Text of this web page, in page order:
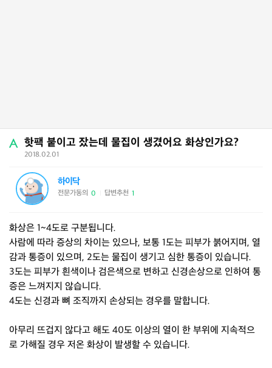
핫팩 붙이고 잤는데 물집이 생겼어요 화상인가요?
2018.02.01
하이닥
전문가동의 0 답변추천 1
화상은 1~4도로 구분됩니다.
사람에 따라 증상의 차이는 있으나, 보통 1도는 피부가 붉어지며, 열
감과 통증이 있으며, 2도는 물집이 생기고 심한 통증이 있습니다.
3도는 피부가 흰색이나 검은색으로 변하고 신경손상으로 인하여 통
증은 느껴지지 않습니다.
4도는 신경과 뼈 조직까지 손상되는 경우를 말합니다.
아무리 뜨겁지 않다고 해도 40도 이상의 열이 한 부위에 지속적으
로 가해질 경우 저온 화상이 발생할 수 있습니다.